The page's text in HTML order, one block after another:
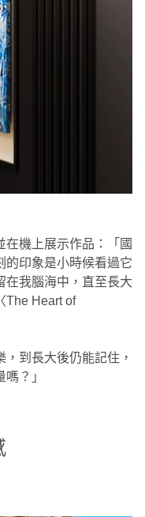
機上展示作品：「國
的印象是小時候看過它
在我腦海中，直至長大
The Heart of
到長大後仍能記住，
？」